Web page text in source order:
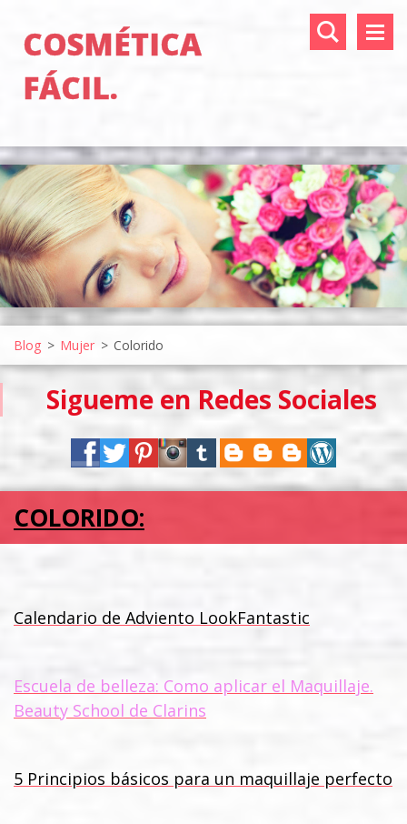
COSMÉTICA
FÁCIL.
Blog > Mujer > Colorido
Sigueme en Redes Sociales
COLORIDO:
Calendario de Adviento LookFantastic
Escuela de belleza: Como aplicar el Maquillaje.
Beauty School de Clarins
5 Principios básicos para un maquillaje perfecto